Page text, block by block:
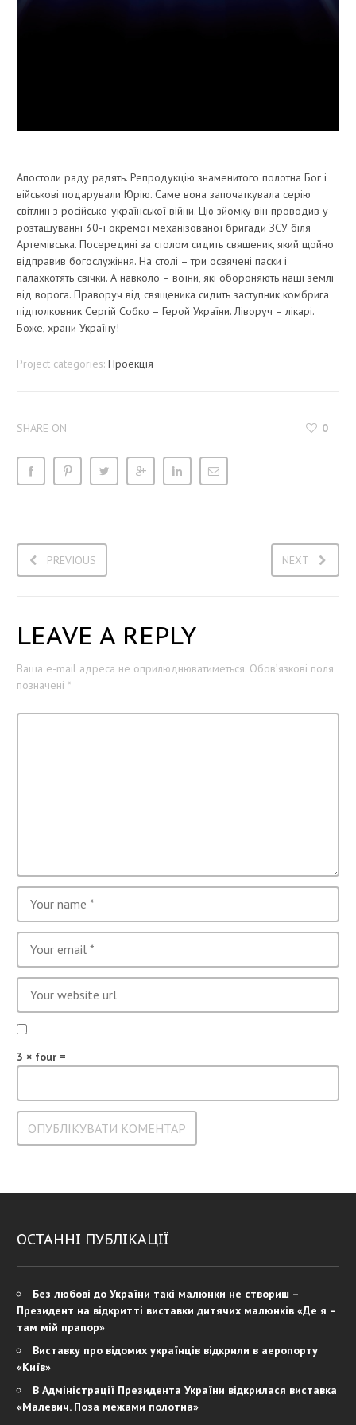
Апостоли раду радять. Репродукцію знаменитого полотна Бог і
військові подарували Юрію. Саме вона започаткувала серію
світлин з російсько-української війни. Цю зйомку він проводив у
розташуванні 30-ї окремої механізованої бригади ЗСУ біля
Артемівська. Посередині за столом сидить священик, який щойно
відправив богослужіння. На столі – три освячені паски і
палахкотять свічки. А навколо – воїни, які обороняють наші землі
від ворога. Праворуч від священика сидить заступник комбрига
підполковник Сергій Собко – Герой України. Ліворуч – лікарі.
Боже, храни Україну!
Project categories: Проекція
SHARE ON 0
PREVIOUS NEXT
LEAVE A REPLY
Ваша e-mail адреса не оприлюднюватиметься. Обов’язкові поля
позначені *
3 × four =
ОСТАННІ ПУБЛІКАЦІЇ
Без любові до України такі малюнки не створиш –
Президент на відкритті виставки дитячих малюнків «Де я –
там мій прапор»
Виставку про відомих українців відкрили в аеропорту
«Київ»
В Адміністрації Президента України відкрилася виставка
«Малевич. Поза межами полотна»